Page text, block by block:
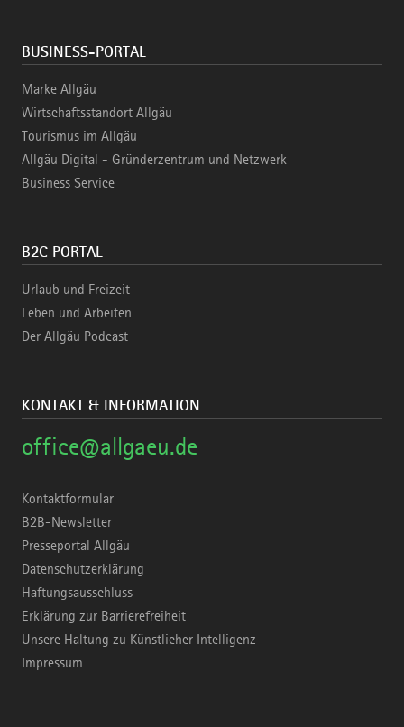
BUSINESS-PORTAL
Marke Allgäu
Wirtschaftsstandort Allgäu
Tourismus im Allgäu
Allgäu Digital - Gründerzentrum und Netzwerk
Business Service
B2C PORTAL
Urlaub und Freizeit
Leben und Arbeiten
Der Allgäu Podcast
KONTAKT & INFORMATION
office@allgaeu.de
Kontaktformular
B2B-Newsletter
Presseportal Allgäu
Datenschutzerklärung
Haftungsausschluss
Erklärung zur Barrierefreiheit
Unsere Haltung zu Künstlicher Intelligenz
Impressum